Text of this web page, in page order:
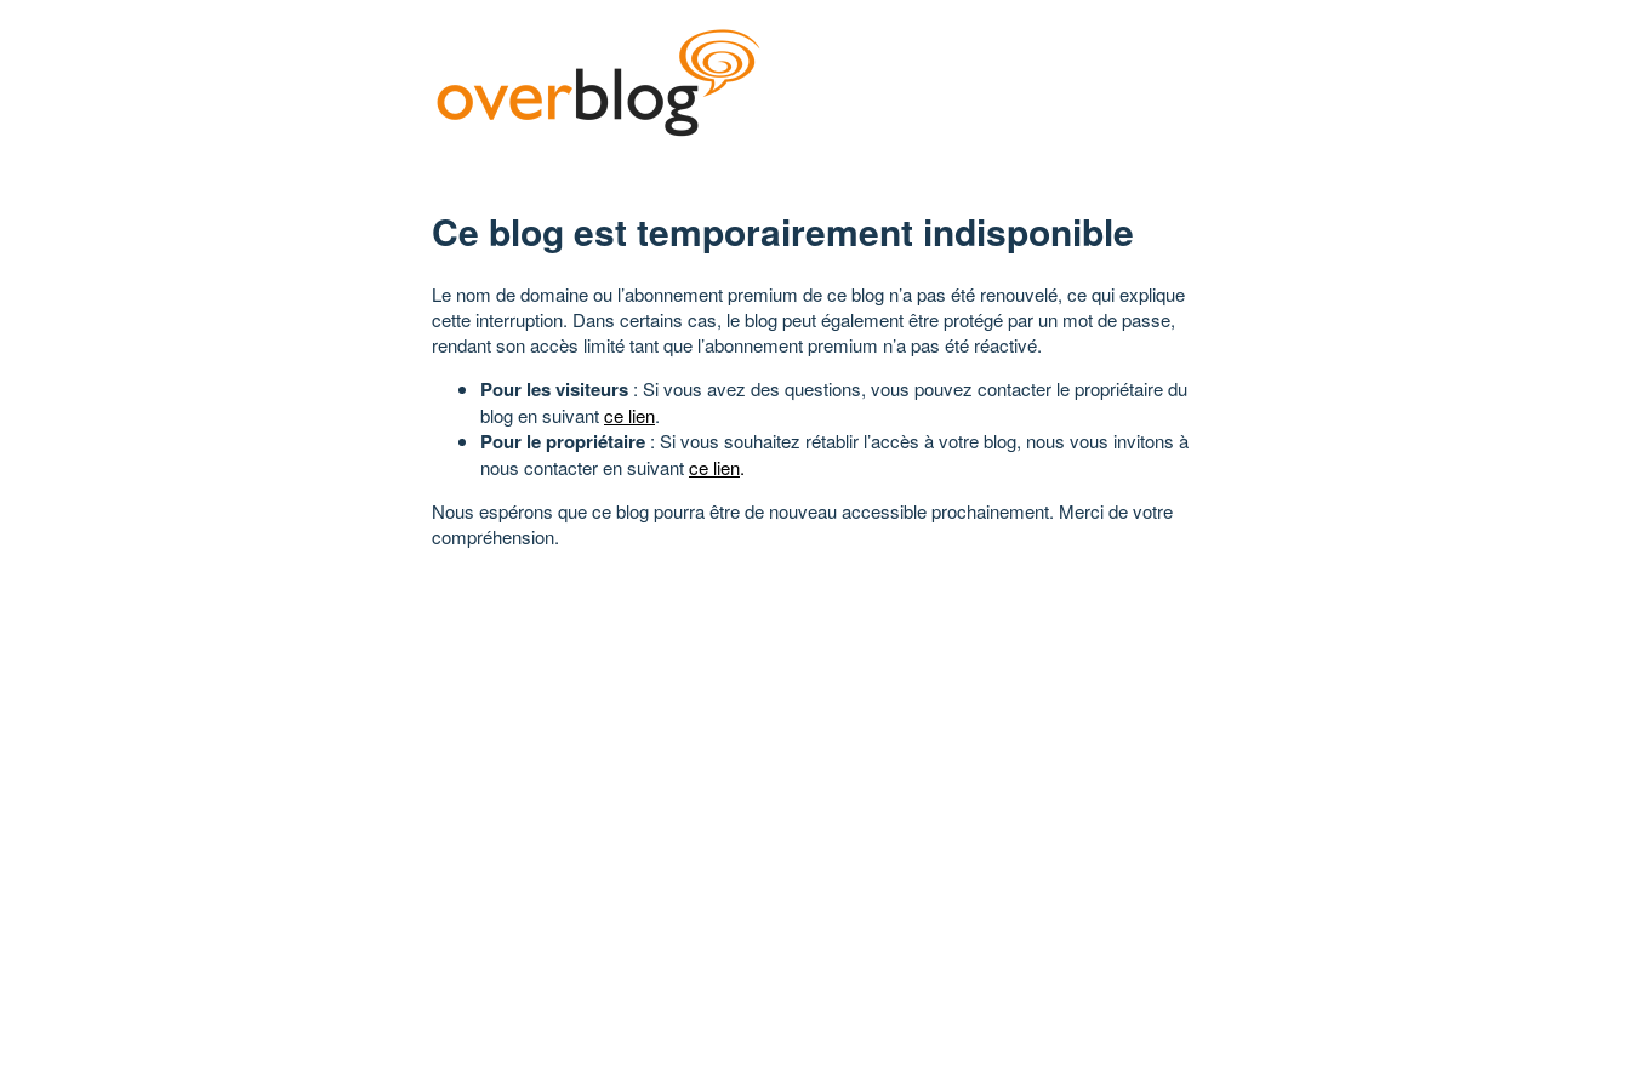
Ce blog est temporairement indisponible
Le nom de domaine ou l’abonnement premium de ce blog n’a pas été renouvelé, ce qui explique
cette interruption. Dans certains cas, le blog peut également être protégé par un mot de passe,
rendant son accès limité tant que l’abonnement premium n’a pas été réactivé.
Pour les visiteurs : Si vous avez des questions, vous pouvez contacter le propriétaire du
blog en suivantce lien.
Pour le propriétaire : Si vous souhaitez rétablir l’accès à votre blog, nous vous invitons à
nous contacter en suivantce lien.
Nous espérons que ce blog pourra être de nouveau accessible prochainement. Merci de votre
compréhension.